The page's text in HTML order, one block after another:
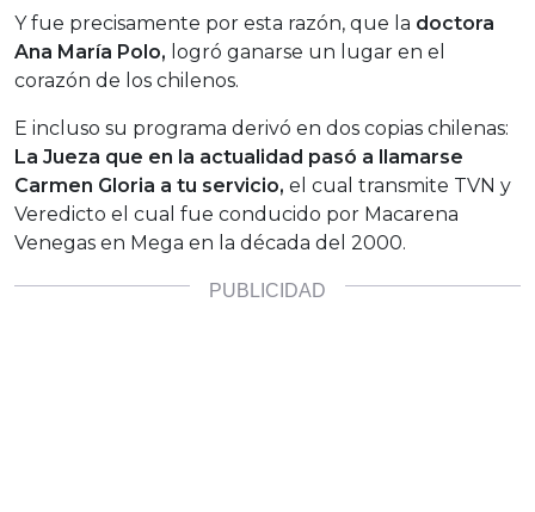
Y fue precisamente por esta razón, que la doctora
Ana María Polo, logró ganarse un lugar en el
corazón de los chilenos.
E incluso su programa derivó en dos copias chilenas:
La Jueza que en la actualidad pasó a llamarse
Carmen Gloria a tu servicio, el cual transmite TVN y
Veredicto el cual fue conducido por Macarena
Venegas en Mega en la década del 2000.